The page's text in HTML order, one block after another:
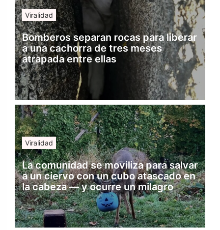
Viralidad
Bomberos separan rocas para liberar
a una cachorra de tres meses
atrapada entre ellas
Viralidad
La comunidad se moviliza para salvar
a un ciervo con un cubo atascado en
la cabeza — y ocurre un milagro